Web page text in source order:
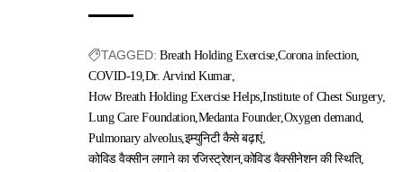
TAGGED: Breath Holding Exercise Corona infection
COVID-19 Dr. Arvind Kumar
How Breath Holding Exercise Helps Institute of Chest Surgery
Lung Care Foundation Medanta Founder Oxygen demand
Pulmonary alveolus इम्युनिटी कैसे बढ़ाएं
कोविड वैक्सीन लगाने का रजिस्ट्रेशन कोविड वैक्सीनेशन की स्थिति